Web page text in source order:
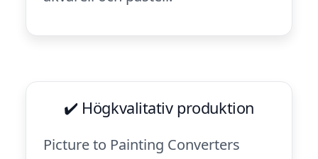
✔️ Högkvalitativ produktion
Picture to Painting Converters